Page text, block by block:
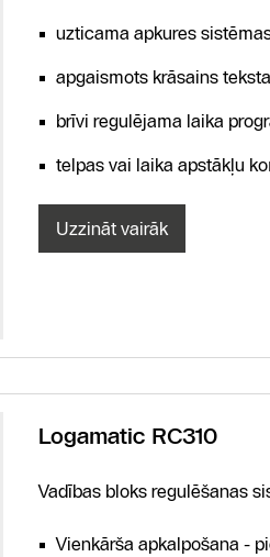
uzticama apkures
apgaismots krāsains
brīvi regulējama laika
telpas vai laika apstākļu
Uzzināt vairāk
Logamatic RC310
Vadības bloks regulēšanas
Vienkārša apkalpošana -